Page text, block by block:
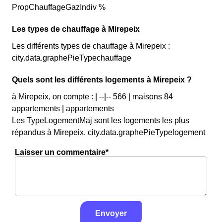
PropChauffageGazIndiv %
Les types de chauffage à Mirepeix
Les différents types de chauffage à Mirepeix :
city.data.graphePieTypechauffage
Quels sont les différents logements à Mirepeix ?
à Mirepeix, on compte : | --|-- 566 | maisons 84
appartements | appartements
Les TypeLogementMaj sont les logements les plus
répandus à Mirepeix. city.data.graphePieTypelogement
Laisser un commentaire*
Envoyer